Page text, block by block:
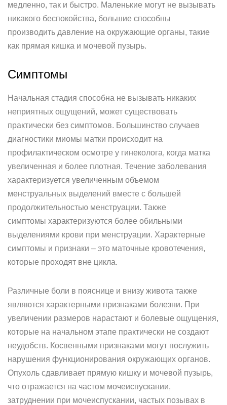
медленно, так и быстро. Маленькие могут не вызывать
никакого беспокойства, большие способны
производить давление на окружающие органы, такие
как прямая кишка и мочевой пузырь.
Симптомы
Начальная стадия способна не вызывать никаких
неприятных ощущений, может существовать
практически без симптомов. Большинство случаев
диагностики миомы матки происходит на
профилактическом осмотре у гинеколога, когда матка
увеличенная и более плотная. Течение заболевания
характеризуется увеличенным объемом
менструальных выделений вместе с большей
продолжительностью менструации. Также
симптомы характеризуются более обильными
выделениями крови при менструации. Характерные
симптомы и признаки – это маточные кровотечения,
которые проходят вне цикла.
Различные боли в пояснице и внизу живота также
являются характерными признаками болезни. При
увеличении размеров нарастают и болевые ощущения,
которые на начальном этапе практически не создают
неудобств. Косвенными признаками могут послужить
нарушения функционирования окружающих органов.
Опухоль сдавливает прямую кишку и мочевой пузырь,
что отражается на частом мочеиспускании,
затруднении при мочеиспускании, частых позывах в